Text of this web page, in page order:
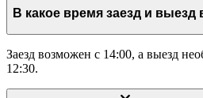
Заезд возможен с 14:00, а выезд
12:30.